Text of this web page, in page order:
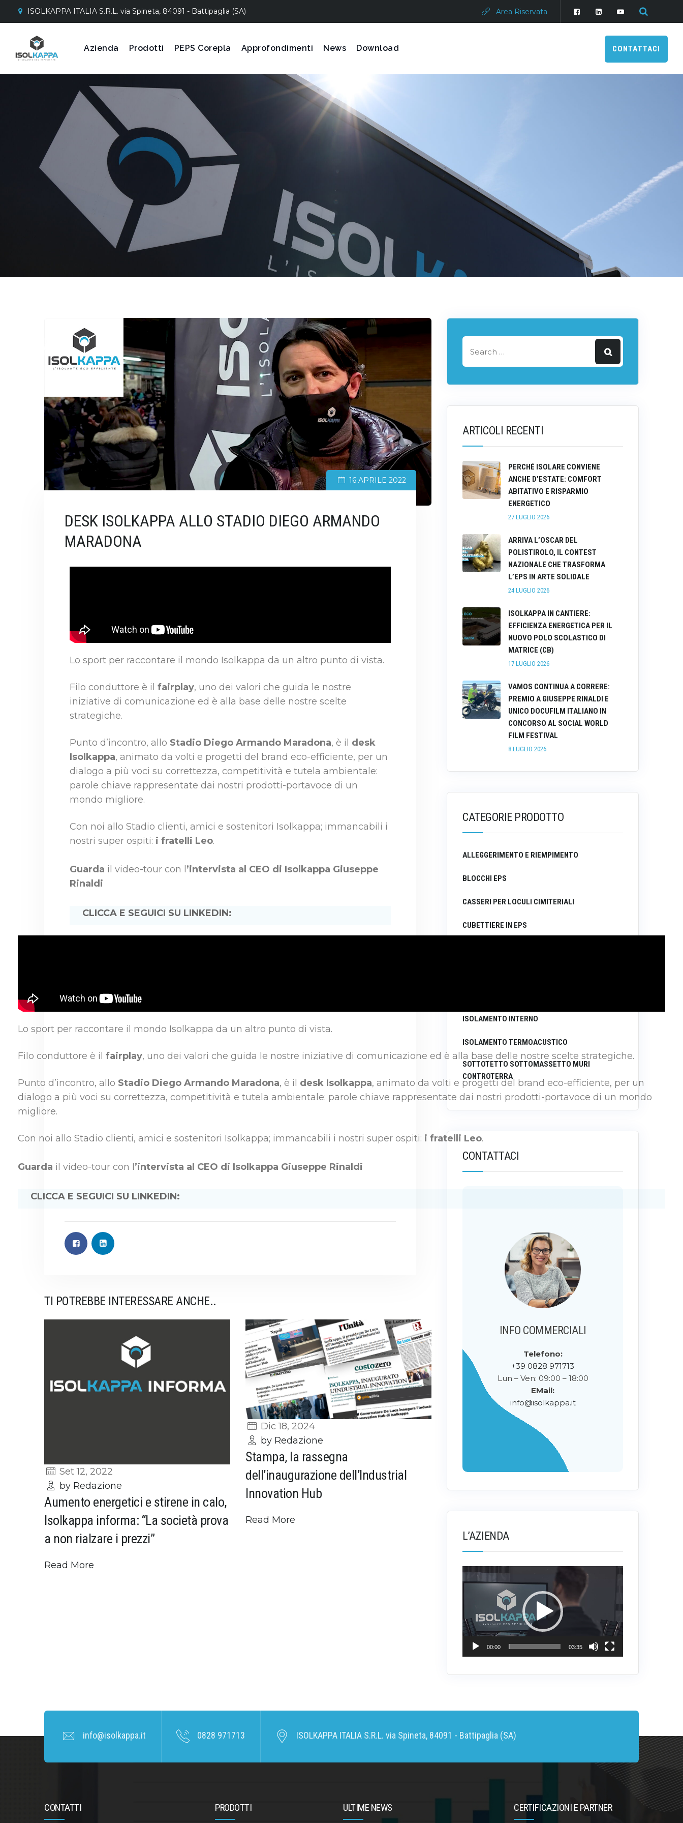
ISOLKAPPA ITALIA S.R.L. via Spineta, 84091 - Battipaglia (SA) Area Riservata
Azienda Prodotti PEPS Corepla Approfondimenti News Download CONTATTACI
16 APRILE 2022
DESK ISOLKAPPA ALLO STADIO DIEGO ARMANDO
MARADONA
Lo sport per raccontare il mondo Isolkappa da un altro punto di vista.
Filo conduttore è il fairplay, uno dei valori che guida le nostre
iniziative di comunicazione ed è alla base delle nostre scelte
strategiche.
Punto d’incontro, allo Stadio Diego Armando Maradona, è il desk
Isolkappa, animato da volti e progetti del brand eco-efficiente, per un
dialogo a più voci su correttezza, competitività e tutela ambientale:
parole chiave rappresentate dai nostri prodotti-portavoce di un
mondo migliore.
Con noi allo Stadio clienti, amici e sostenitori Isolkappa; immancabili i
nostri super ospiti: i fratelli Leo.
Guarda il video-tour con l ’intervista al CEO di Isolkappa Giuseppe
Rinaldi
CLICCA E SEGUICI SU LINKEDIN:
Lo sport per raccontare il mondo Isolkappa da un altro punto di vista.
Filo conduttore è il fairplay, uno dei valori che guida le nostre iniziative di comunicazione ed è alla base delle nostre scelte strategiche.
Punto d’incontro, allo Stadio Diego Armando Maradona, è il desk Isolkappa, animato da volti e progetti del brand eco-efficiente, per un
dialogo a più voci su correttezza, competitività e tutela ambientale: parole chiave rappresentate dai nostri prodotti-portavoce di un mondo
migliore.
Con noi allo Stadio clienti, amici e sostenitori Isolkappa; immancabili i nostri super ospiti: i fratelli Leo.
Guarda il video-tour con l ’intervista al CEO di Isolkappa Giuseppe Rinaldi
CLICCA E SEGUICI SU LINKEDIN:
TI POTREBBE INTERESSARE ANCHE..
Set 12, 2022
by Redazione
Aumento energetici e stirene in calo,
Isolkappa informa: “La società prova
a non rialzare i prezzi”
Read More
Dic 18, 2024
by Redazione
Stampa, la rassegna
dell’inaugurazione dell’Industrial
Innovation Hub
Read More
ARTICOLI RECENTI
PERCHÉ ISOLARE CONVIENE
ANCHE D’ESTATE: COMFORT
ABITATIVO E RISPARMIO
ENERGETICO
27 LUGLIO 2026
ARRIVA L’OSCAR DEL
POLISTIROLO, IL CONTEST
NAZIONALE CHE TRASFORMA
L’EPS IN ARTE SOLIDALE
24 LUGLIO 2026
ISOLKAPPA IN CANTIERE:
EFFICIENZA ENERGETICA PER IL
NUOVO POLO SCOLASTICO DI
MATRICE (CB)
17 LUGLIO 2026
VAMOS CONTINUA A CORRERE:
PREMIO A GIUSEPPE RINALDI E
UNICO DOCUFILM ITALIANO IN
CONCORSO AL SOCIAL WORLD
FILM FESTIVAL
8 LUGLIO 2026
CATEGORIE PRODOTTO
ALLEGGERIMENTO E RIEMPIMENTO
BLOCCHI EPS
CASSERI PER LOCULI CIMITERIALI
CUBETTIERE IN EPS
ISOLAMENTO INTERNO
ISOLAMENTO TERMOACUSTICO
SOTTOTETTO SOTTOMASSETTO MURI
CONTROTERRA
CONTATTACI
INFO COMMERCIALI
Telefono:
+39 0828 971713
Lun – Ven: 09:00 – 18:00
EMail:
info@isolkappa.it
L’AZIENDA
Video
Player
00:00 03:35
info@isolkappa.it 0828 971713 ISOLKAPPA ITALIA S.R.L. via Spineta, 84091 - Battipaglia (SA)
CONTATTI PRODOTTI ULTIME NEWS CERTIFICAZIONI E PARTNER